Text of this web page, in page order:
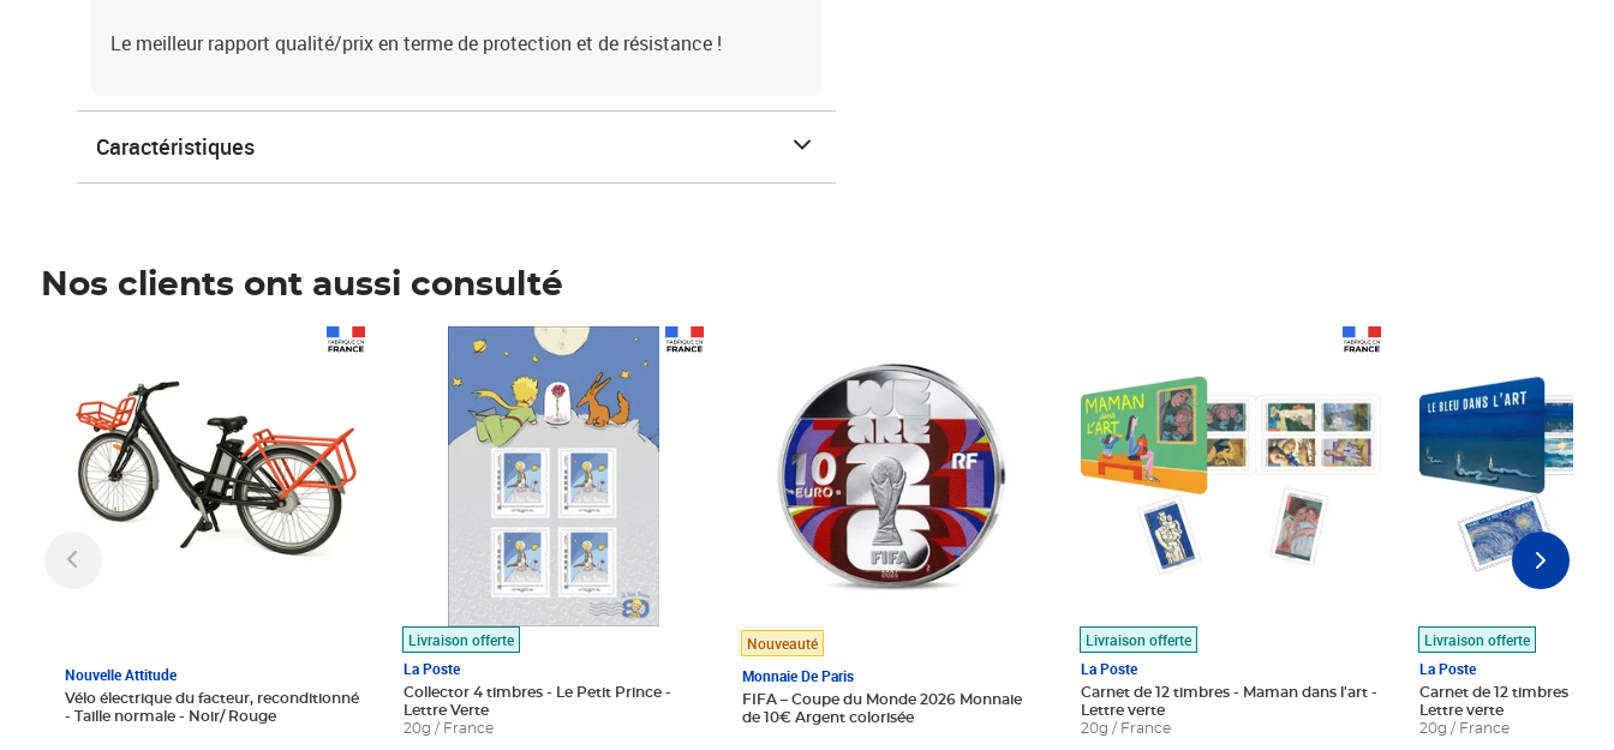
Le meilleur rapport qualité/prix en terme de protection et de résistance !
Caractéristiques
Nos clients ont aussi consulté
Nouvelle Attitude
Vélo électrique du facteur, reconditionné
- Taille normale - Noir/ Rouge
Livraison offerte
La Poste
Collector 4 timbres - Le Petit Prince -
Lettre Verte
20g / France
Prix 7,50€
Nouveauté
Monnaie De Paris
FIFA – Coupe du Monde 2026 Monnaie
de 10€ Argent colorisée
Livraison offerte
La Poste
Carnet de 12 timbres - Maman dans l'art -
Lettre verte
20g / France
Livraison offerte
La Poste
Carnet de 12 timbres - Le
Lettre verte
20g / France